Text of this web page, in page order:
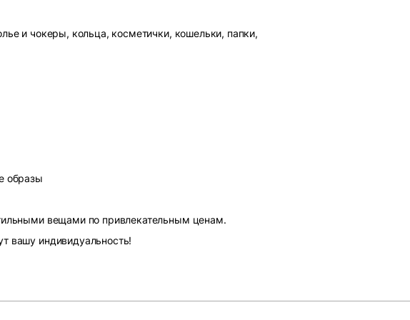
и чокеры, кольца, косметички, кошельки, папки,
образы
вещами по привлекательным ценам.
вашу индивидуальность!